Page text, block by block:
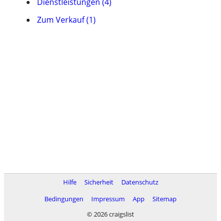
Zum Verkauf (1)
Hilfe Sicherheit
Datenschutz
Bedingungen
Impressum App
Sitemap
© 2026 craigslist